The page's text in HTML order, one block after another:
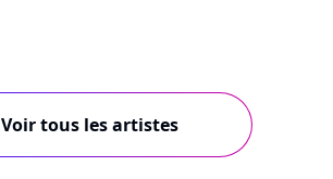
Voir tous les artistes